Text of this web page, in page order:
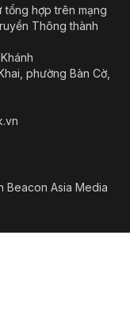
tổng hợp trên mạng
Thông thành
phường Bàn Cờ,
Beacon Asia Media